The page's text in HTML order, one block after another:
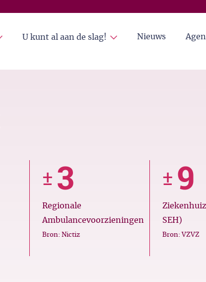
U kunt al aan de slag! Nieuws
± 3
Regionale
Ambulancevoorzieningen
Bron: Nictiz
± 9
SEH)
Bron: VZVZ